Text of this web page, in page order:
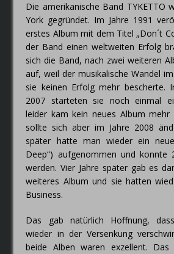
Die amerikanische Band TYKETTO
York gegründet. Im Jahre 1991
erstes Album mit dem Titel „Don´t
der Band einen weltweiten Erfolg
sich die Band, nach zwei weiteren
auf, weil der musikalische Wandel
sie keinen Erfolg mehr bescherte.
2007 starteten sie noch einmal
leider kam kein neues Album mehr
sollte sich aber im Jahre 2008
später hatte man wieder ein
Deep“) aufgenommen und konnte
werden. Vier Jahre später gab es
weiteres Album und sie hatten
Business.
Das gab natürlich Hoffnung,
wieder in der Versenkung
beide Alben waren exzellent.